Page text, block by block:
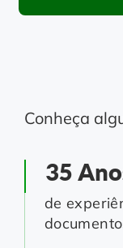
Conheça
35
de